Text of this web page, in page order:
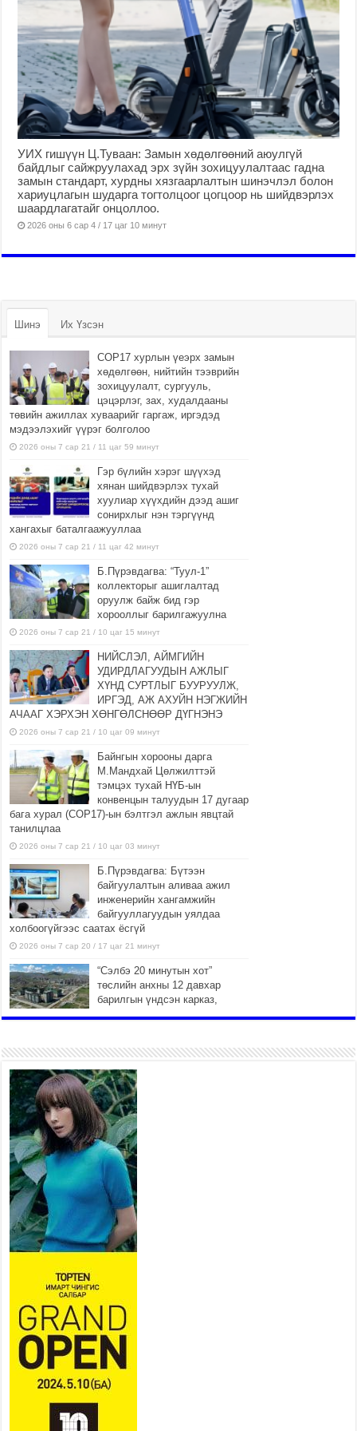
УИХ гишүүн Ц.Туваан: Замын хөдөлгөөний аюулгүй
байдлыг сайжруулахад эрх зүйн зохицуулалтаас гадна
замын стандарт, хурдны хязгаарлалтын шинэчлэл болон
хариуцлагын шударга тогтолцоог цогцоор нь шийдвэрлэх
шаардлагатайг онцоллоо.
2026 оны 6 сар 4 / 17 цаг 10 минут
Шинэ Их Үзсэн
COP17 хурлын үеэрх замын
хөдөлгөөн, нийтийн тээврийн
зохицуулалт, сургууль,
цэцэрлэг, зах, худалдааны
төвийн ажиллах хуваарийг гаргаж, иргэдэд
мэдээлэхийг үүрэг болголоо
2026 оны 7 сар 21 / 11 цаг 59 минут
Гэр бүлийн хэрэг шүүхэд
хянан шийдвэрлэх тухай
хуулиар хүүхдийн дээд ашиг
сонирхлыг нэн тэргүүнд
хангахыг баталгаажууллаа
2026 оны 7 сар 21 / 11 цаг 42 минут
Б.Пүрэвдагва: “Туул-1”
коллекторыг ашиглалтад
оруулж байж бид гэр
хорооллыг барилгажуулна
2026 оны 7 сар 21 / 10 цаг 15 минут
НИЙСЛЭЛ, АЙМГИЙН
УДИРДЛАГУУДЫН АЖЛЫГ
ХҮНД СУРТЛЫГ БУУРУУЛЖ,
ИРГЭД, АЖ АХУЙН НЭГЖИЙН
АЧААГ ХЭРХЭН ХӨНГӨЛСНӨӨР ДҮГНЭНЭ
2026 оны 7 сар 21 / 10 цаг 09 минут
Байнгын хорооны дарга
М.Мандхай Цөлжилттэй
тэмцэх тухай НҮБ-ын
конвенцын талуудын 17 дугаар
бага хурал (СОР17)-ын бэлтгэл ажлын явцтай
танилцлаа
2026 оны 7 сар 21 / 10 цаг 03 минут
Б.Пүрэвдагва: Бүтээн
байгуулалтын аливаа ажил
инженерийн хангамжийн
байгууллагуудын уялдаа
холбоогүйгээс саатах ёсгүй
2026 оны 7 сар 20 / 17 цаг 21 минут
“Сэлбэ 20 минутын хот”
төслийн анхны 12 давхар
барилгын үндсэн карказ,
цутгалтын ажил дууслаа
Мопед, скүүтер, тэдгээртэй адилтгах үзүүлэлт
бүхий тээврийн хэрэгсэлтэй холбоотой
нийслэлийн засаг дарга захирамж гаргалаа
2026 оны 7 сар 20 / 17 цаг 11 минут
Төв цэвэрлэх байгууламжид хоногт дунджаар 3
тонн хатуу хог хаягдал ирж байна
2026 оны 7 сар 20 / 12 цаг 06 минут
“Эхийн алдар” одонгийн шаардлагыг
хөнгөрүүллээ
2026 оны 7 сар 20 / 11 цаг 51 минут
“Жил бүрийн өвөл, жил бүрийн ижил асуудал”
Б.Пүрэвдагва: Нийслэлд хийх бүх замыг ус
зайлуулах хоолойтой, явган хүний болон дугуйн
замтай байлгах стандарт мөрдөнө
2026 оны 7 сар 20 / 9 цаг 24 минут
Б.Пүрэвдагва: Хотын төвөөс Бэлх, Сэлх
чиглэлд явахад дугуйн замаар зорчих бүрэн
боломжтой боллоо
2026 оны 7 сар 20 / 9 цаг 20 минут
Хан-Уул дүүрэг, Чингисийн өргөн чөлөөний ус